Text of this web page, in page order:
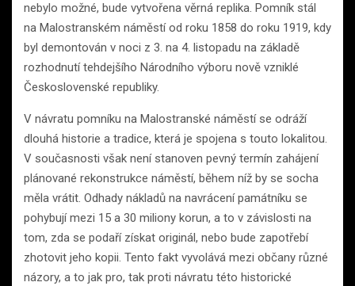
nebylo možné, bude vytvořena věrná replika. Pomník stál
na Malostranském náměstí od roku 1858 do roku 1919, kdy
byl demontován v noci z 3. na 4. listopadu na základě
rozhodnutí tehdejšího Národního výboru nově vzniklé
Československé republiky.
V návratu pomníku na Malostranské náměstí se odráží
dlouhá historie a tradice, která je spojena s touto lokalitou.
V současnosti však není stanoven pevný termín zahájení
plánované rekonstrukce náměstí, během níž by se socha
měla vrátit. Odhady nákladů na navrácení památníku se
pohybují mezi 15 a 30 miliony korun, a to v závislosti na
tom, zda se podaří získat originál, nebo bude zapotřebí
zhotovit jeho kopii. Tento fakt vyvolává mezi občany různé
názory, a to jak pro, tak proti návratu této historické